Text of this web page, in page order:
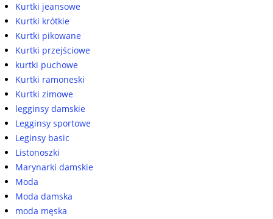
Kurtki jeansowe
Kurtki krótkie
Kurtki pikowane
Kurtki przejściowe
kurtki puchowe
Kurtki ramoneski
Kurtki zimowe
legginsy damskie
Legginsy sportowe
Leginsy basic
Listonoszki
Marynarki damskie
Moda
Moda damska
moda męska